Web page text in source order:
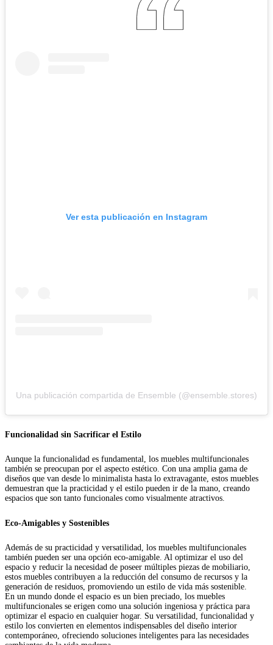
Ver esta publicación en Instagram
Una publicación compartida de Ensemble (@ensemble.stores)
Funcionalidad sin Sacrificar el Estilo
Aunque la funcionalidad es fundamental, los muebles multifuncionales
también se preocupan por el aspecto estético. Con una amplia gama de
diseños que van desde lo minimalista hasta lo extravagante, estos muebles
demuestran que la practicidad y el estilo pueden ir de la mano, creando
espacios que son tanto funcionales como visualmente atractivos.
Eco-Amigables y Sostenibles
Además de su practicidad y versatilidad, los muebles multifuncionales
también pueden ser una opción eco-amigable. Al optimizar el uso del
espacio y reducir la necesidad de poseer múltiples piezas de mobiliario,
estos muebles contribuyen a la reducción del consumo de recursos y la
generación de residuos, promoviendo un estilo de vida más sostenible.
En un mundo donde el espacio es un bien preciado, los muebles
multifuncionales se erigen como una solución ingeniosa y práctica para
optimizar el espacio en cualquier hogar. Su versatilidad, funcionalidad y
estilo los convierten en elementos indispensables del diseño interior
contemporáneo, ofreciendo soluciones inteligentes para las necesidades